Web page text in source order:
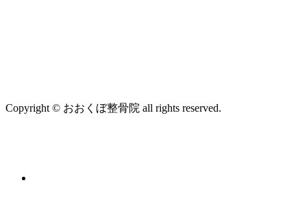
Copyright © おおくぼ整骨院 all rights reserved.